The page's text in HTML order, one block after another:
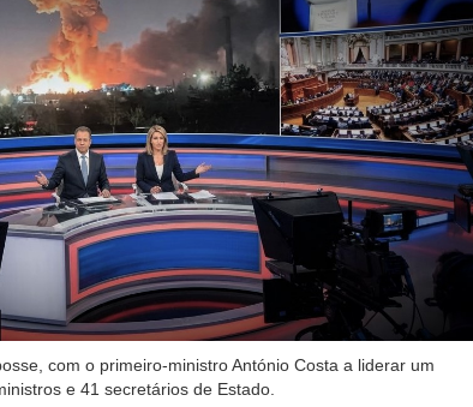
com o primeiro-ministro António Costa a liderar um
e 41 secretários de Estado.